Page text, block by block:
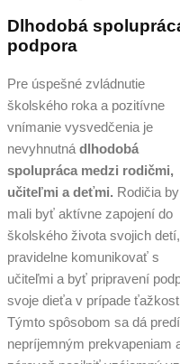
Dlhodobá
podpora
Pre úspešné zvládnutie
školského roka a pozitívne
vnímanie vysvedčenia je
nevyhnutná dlhodobá
spolupráca medzi rodičmi,
učiteľmi a deťmi. Rodičia by
mali byť aktívne zapojení do
školského života svojich detí,
pravidelne komunikovať s
učiteľmi a byť pripravení
svoje dieťa v prípade
Týmto spôsobom sa dá
nepríjemným prekvapeniam